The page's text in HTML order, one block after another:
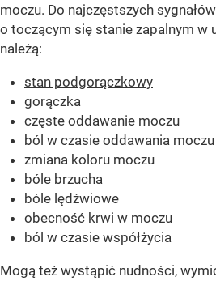
moczu. Do najczęstszych
o toczącym się stanie zapalnym w
należą:
stan podgorączkowy
gorączka
częste oddawanie moczu
ból w czasie oddawania moczu
zmiana koloru moczu
bóle brzucha
bóle lędźwiowe
obecność krwi w moczu
ból w czasie współżycia
Mogą też wystąpić nudności,